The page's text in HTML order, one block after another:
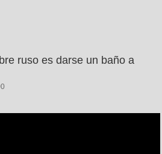
ruso es darse un baño a